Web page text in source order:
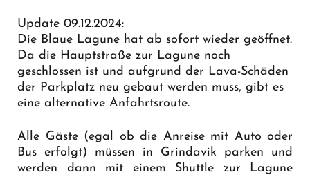
Update 09.12.2024:
Die Blaue Lagune hat ab sofort wieder geöffnet.
Da die Hauptstraße zur Lagune noch
geschlossen ist und aufgrund der Lava-Schäden
der Parkplatz neu gebaut werden muss, gibt es
eine alternative Anfahrtsroute.
Alle Gäste (egal ob die Anreise mit Auto oder
Bus erfolgt) müssen in Grindavik parken und
werden dann mit einem Shuttle zur Lagune